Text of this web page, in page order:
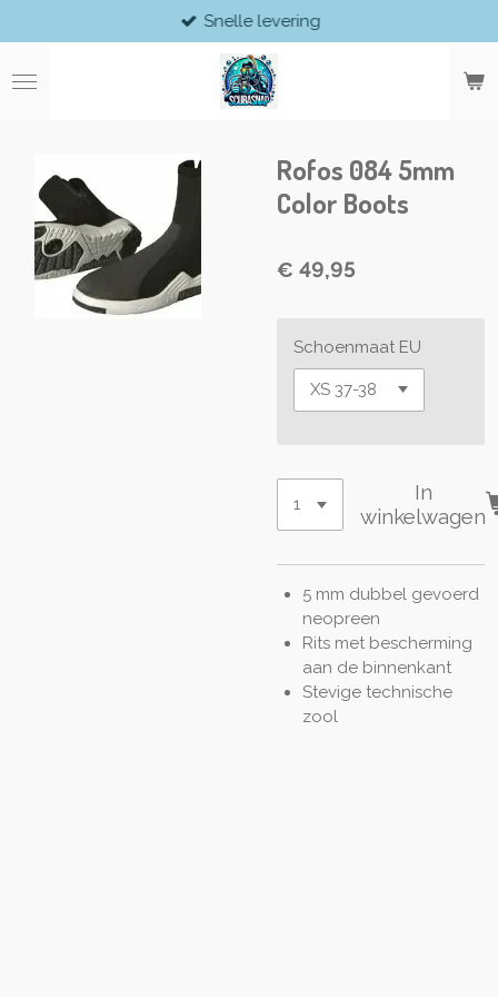
direct
naar
de
Snelle levering
Rofos 084 5mm
Color Boots
€ 49,95
Schoenmaat EU
In
winkelwagen
5 mm dubbel gevoerd
neopreen
Rits met bescherming
aan de binnenkant
Stevige technische
zool